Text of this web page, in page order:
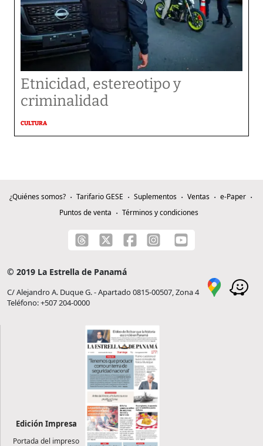
Etnicidad, estereotipo y
criminalidad
CULTURA
¿Quiénes somos? Tarifario GESE Suplementos Ventas
e-Paper
Puntos de venta
Términos y condiciones
© 2019 La Estrella de Panamá
C/ Alejandro A. Duque G. - Apartado 0815-00507, Zona 4
Teléfono: +507 204-0000
Edición Impresa
Portada del impreso